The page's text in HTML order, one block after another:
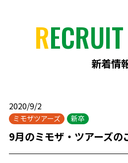
RECRUIT
新着情
2020/9/2
ミモザツアーズ 新卒
9月のミモザ・ツアーズの